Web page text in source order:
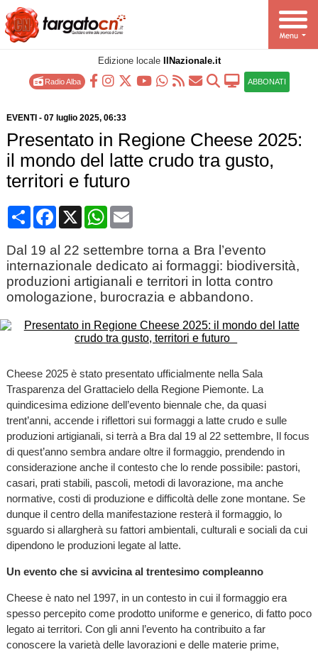
Edizione locale IlNazionale.it
Radio Alba ABBONATI
EVENTI - 07 luglio 2025, 06:33
Presentato in Regione Cheese 2025:
il mondo del latte crudo tra gusto,
territori e futuro
CondividiFacebook
X WhatsApp
Email
Dal 19 al 22 settembre torna a Bra l’evento
internazionale dedicato ai formaggi: biodiversità,
produzioni artigianali e territori in lotta contro
omologazione, burocrazia e abbandono.
Cheese 2025 è stato presentato ufficialmente nella Sala
Trasparenza del Grattacielo della Regione Piemonte. La
quindicesima edizione dell’evento biennale che, da quasi
trent’anni, accende i riflettori sui formaggi a latte crudo e sulle
produzioni artigianali, si terrà a Bra dal 19 al 22 settembre, Il focus
di quest’anno sembra andare oltre il formaggio, prendendo in
considerazione anche il contesto che lo rende possibile: pastori,
casari, prati stabili, pascoli, metodi di lavorazione, ma anche
normative, costi di produzione e difficoltà delle zone montane. Se
dunque il centro della manifestazione resterà il formaggio, lo
sguardo si allargherà su fattori ambientali, culturali e sociali da cui
dipendono le produzioni legate al latte.
Un evento che si avvicina al trentesimo compleanno
Cheese è nato nel 1997, in un contesto in cui il formaggio era
spesso percepito come prodotto uniforme e generico, di fatto poco
legato ai territori. Con gli anni l’evento ha contribuito a far
conoscere la varietà delle lavorazioni e delle materie prime,